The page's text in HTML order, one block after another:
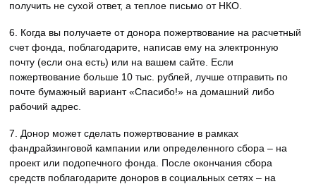
получить не сухой ответ, а теплое письмо от НКО.
6. Когда вы получаете от донора пожертвование на расчетный
счет фонда, поблагодарите, написав ему на электронную
почту (если она есть) или на вашем сайте. Если
пожертвование больше 10 тыс. рублей, лучше отправить по
почте бумажный вариант «Спасибо!» на домашний либо
рабочий адрес.
7. Донор может сделать пожертвование в рамках
фандрайзинговой кампании или определенного сбора – на
проект или подопечного фонда. После окончания сбора
средств поблагодарите доноров в социальных сетях – на